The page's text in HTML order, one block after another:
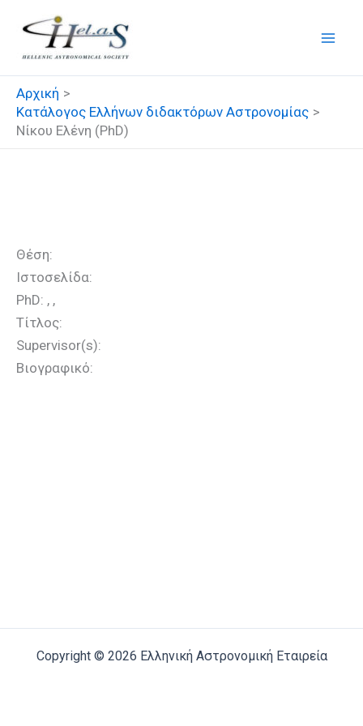
στο
περιεχόμενο
Αρχική
Κατάλογος Ελλήνων διδακτόρων Αστρονομίας
Νίκου Ελένη (PhD)
Θέση:
Ιστοσελίδα:
PhD: , ,
Τίτλος:
Supervisor(s):
Βιογραφικό:
Copyright © 2026 Ελληνική Αστρονομική Εταιρεία